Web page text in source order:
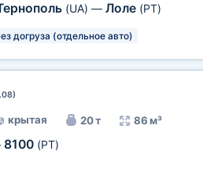
(UA) — Лоле (PT)
догруза (отдельное авто)
крытая 20 т 86 м³
8100 (PT)